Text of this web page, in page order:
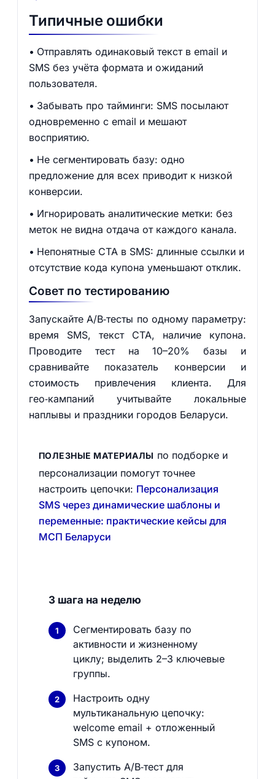
Типичные ошибки
Отправлять одинаковый текст в email и
SMS без учёта формата и ожиданий
пользователя.
Забывать про тайминги: SMS посылают
одновременно с email и мешают
восприятию.
Не сегментировать базу: одно
предложение для всех приводит к низкой
конверсии.
Игнорировать аналитические метки: без
меток не видна отдача от каждого канала.
Непонятные CTA в SMS: длинные ссылки и
отсутствие кода купона уменьшают отклик.
Совет по тестированию
Запускайте A/B‑тесты по одному параметру:
время SMS, текст CTA, наличие купона.
Проводите тест на 10–20% базы и
сравнивайте показатель конверсии и
стоимость привлечения клиента. Для
гео‑кампаний учитывайте локальные
наплывы и праздники городов Беларуси.
ПОЛЕЗНЫЕ МАТЕРИАЛЫ по подборке и
персонализации помогут точнее
настроить цепочки: Персонализация
SMS через динамические шаблоны и
переменные: практические кейсы для
МСП Беларуси
3 шага на неделю
Сегментировать базу по
активности и жизненному
циклу; выделить 2–3 ключевые
группы.
Настроить одну
мультиканальную цепочку:
welcome email + отложенный
SMS с купоном.
Запустить A/B‑тест для